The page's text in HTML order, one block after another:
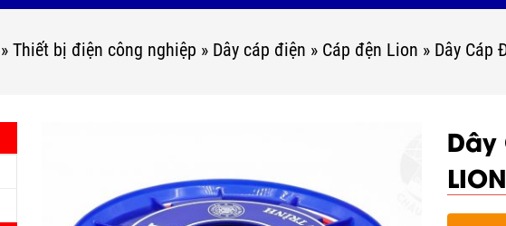
» Thiết bị điện công nghiệp » Dây cáp điện » Cáp đện Lion » Dây Cáp
LION